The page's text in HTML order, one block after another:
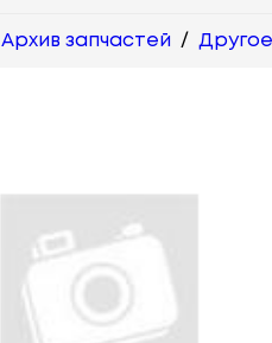
Архив запчастей / Другое